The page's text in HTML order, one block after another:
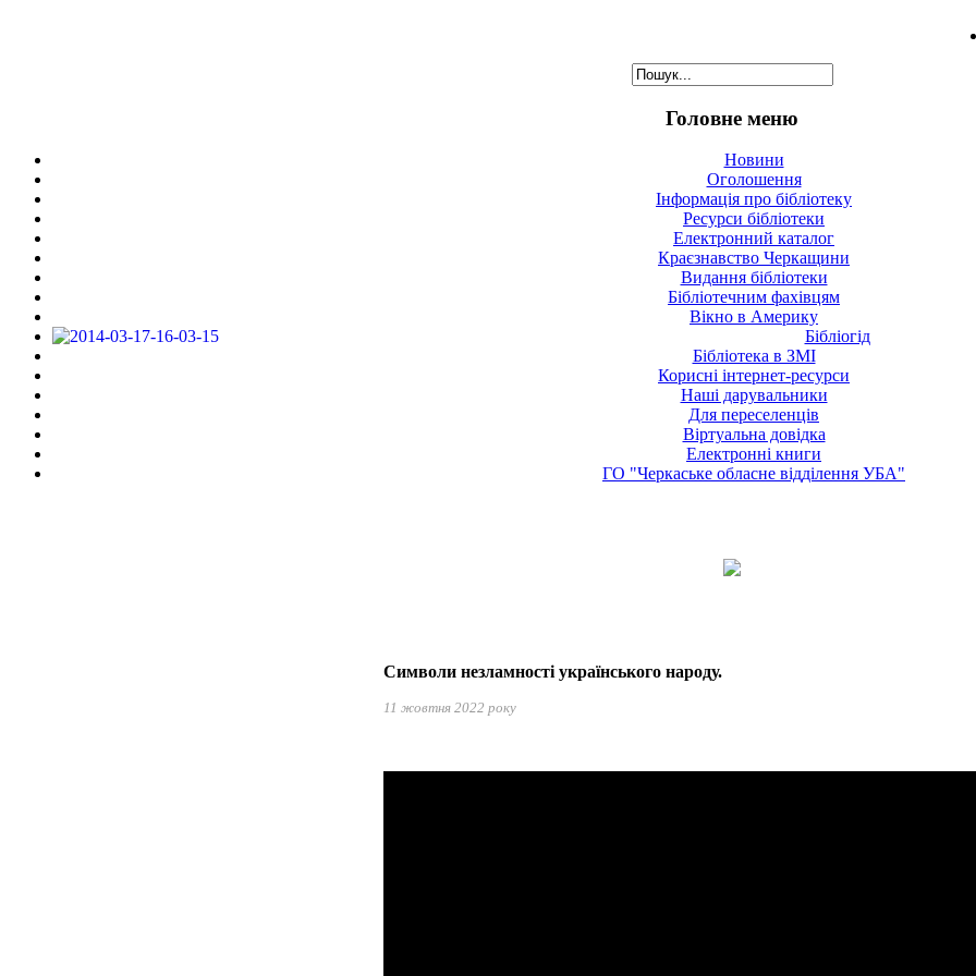
Головне меню
Новини
Оголошення
Інформація про бібліотеку
Ресурси бібліотеки
Електронний каталог
Краєзнавство Черкащини
Видання бібліотеки
Бібліотечним фахівцям
Вікно в Америку
Бібліогід
Бібліотека в ЗМІ
Корисні інтернет-ресурси
Наші дарувальники
Для переселенців
Віртуальна довідка
Електронні книги
ГО "Черкаське обласне відділення УБА"
Символи незламності українського народу.
11 жовтня 2022 року